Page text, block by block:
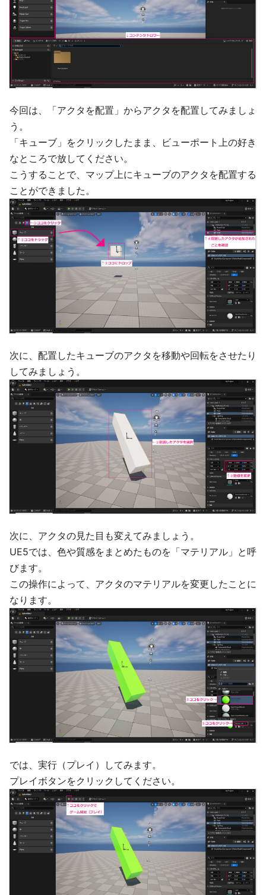
今回は、「アクタを配置」からアクタを配置してみましょ
う。
「キューブ」をクリックしたまま、ビューポート上の好き
なところで放してください。
こうすることで、マップ上にキューブのアクタを配置する
ことができました。
次に、配置したキューブのアクタを移動や回転をさせたり
してみましょう。
次に、アクタの見た目も変えてみましょう。
UE5では、色や質感をまとめたものを「マテリアル」と呼
びます。
この操作によって、アクタのマテリアルを変更したことに
なります。
では、実行（プレイ）してみます。
プレイボタンをクリックしてください。